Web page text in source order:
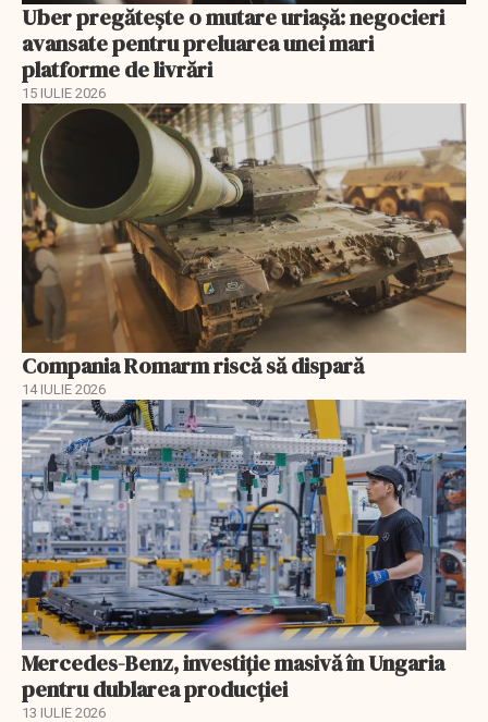
Uber pregătește o mutare uriașă: negocieri
avansate pentru preluarea unei mari
platforme de livrări
15 IULIE 2026
Compania Romarm riscă să dispară
14 IULIE 2026
Mercedes-Benz, investiție masivă în Ungaria
pentru dublarea producției
13 IULIE 2026